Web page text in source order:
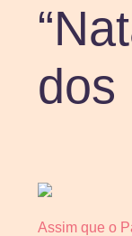
dos
Assim que o